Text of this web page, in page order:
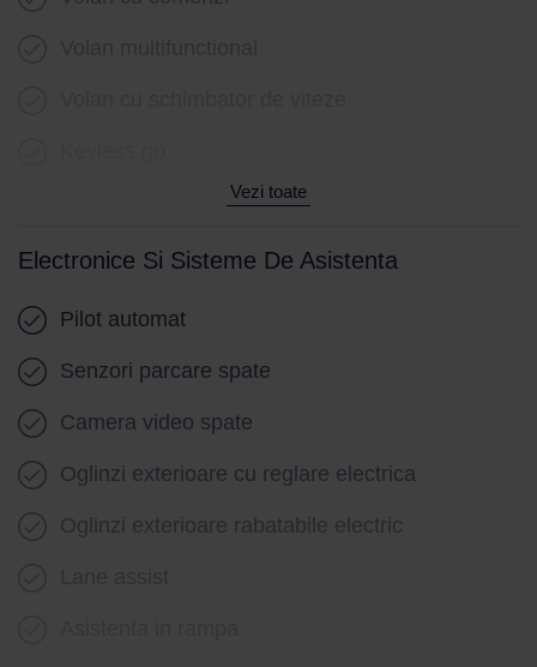
Geamuri electrice fata
Geamuri electrice spate
Vezi toate
Electronice Si Sisteme De Asistenta
Pilot automat
Senzori parcare spate
Camera video spate
Oglinzi exterioare cu reglare electrica
Oglinzi exterioare rabatabile electric